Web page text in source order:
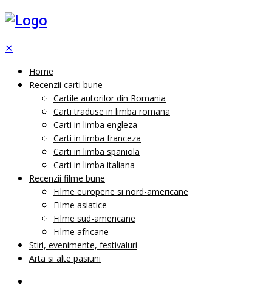
✕
Home
Recenzii carti bune
Cartile autorilor din Romania
Carti traduse in limba romana
Carti in limba engleza
Carti in limba franceza
Carti in limba spaniola
Carti in limba italiana
Recenzii filme bune
Filme europene si nord-americane
Filme asiatice
Filme sud-americane
Filme africane
Stiri, evenimente, festivaluri
Arta si alte pasiuni